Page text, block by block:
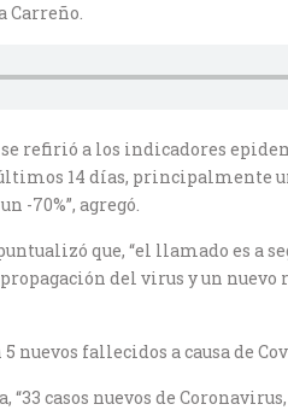
Carreño.
refirió a los indicadores
14 días, principalmente
-70%”, agregó.
que, “el llamado es
del virus y un nuevo
nuevos fallecidos a causa de
casos nuevos de